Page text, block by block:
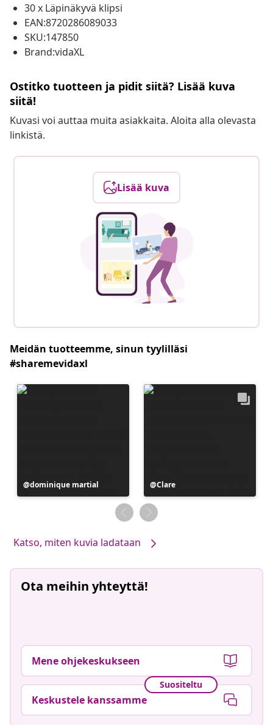
30 x Läpinäkyvä klipsi
EAN:8720286089033
SKU:147850
Brand:vidaXL
Ostitko tuotteen ja pidit siitä? Lisää kuva
siitä!
Kuvasi voi auttaa muita asiakkaita. Aloita alla olevasta
linkistä.
Lisää kuva
Meidän tuotteemme, sinun tyylilläsi
#sharemevidaxl
Julkaissut
dominique martial Julkaissut
Clare
Katso, miten kuvia ladataan
Ota meihin yhteyttä!
Mene ohjekeskukseen
Suositeltu
Keskustele kanssamme